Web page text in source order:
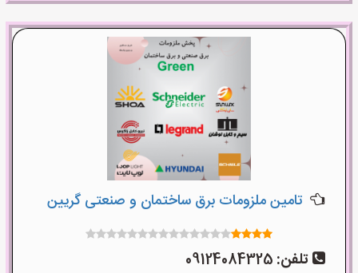
تامین ملزومات برق ساختمان و صنعتی گریین
تلفن: 09124084325